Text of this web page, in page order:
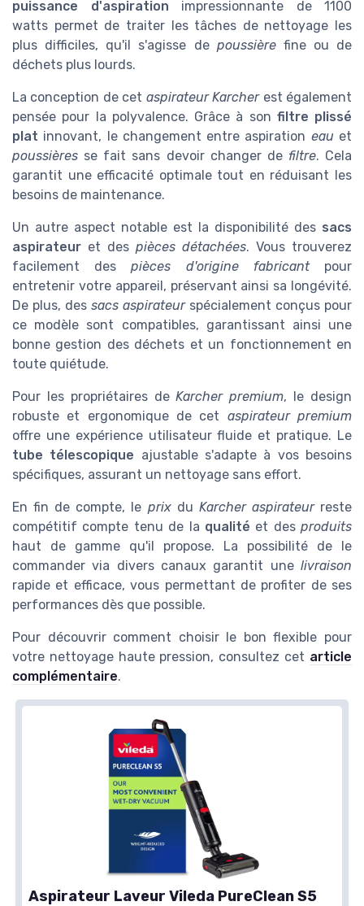
puissance d'aspiration impressionnante de 1100
watts permet de traiter les tâches de nettoyage les
plus difficiles, qu'il s'agisse de poussièrefine ou de
déchets plus lourds.
La conception de cet aspirateur Karcherest également
pensée pour la polyvalence. Grâce à son filtre plissé
plat innovant, le changement entre aspiration eau et
poussières se fait sans devoir changer de filtre. Cela
garantit une efficacité optimale tout en réduisant les
besoins de maintenance.
Un autre aspect notable est la disponibilité des sacs
aspirateur et des pièces détachées. Vous trouverez
facilement despièces d'origine fabricantpour
entretenir votre appareil, préservant ainsi sa longévité.
De plus, des sacs aspirateurspécialement conçus pour
ce modèle sont compatibles, garantissant ainsi une
bonne gestion des déchets et un fonctionnement en
toute quiétude.
Pour les propriétaires deKarcher premium, le design
robuste et ergonomique de cet aspirateur premium
offre une expérience utilisateur fluide et pratique. Le
tube télescopique ajustable s'adapte à vos besoins
spécifiques, assurant un nettoyage sans effort.
En fin de compte, le prixdu Karcher aspirateurreste
compétitif compte tenu de la qualité et des produits
haut de gamme qu'il propose. La possibilité de le
commander via divers canaux garantit une livraison
rapide et efficace, vous permettant de profiter de ses
performances dès que possible.
Pour découvrir comment choisir le bon flexible pour
votre nettoyage haute pression, consultez cet article
complémentaire.
Aspirateur Laveur Vileda PureClean S5